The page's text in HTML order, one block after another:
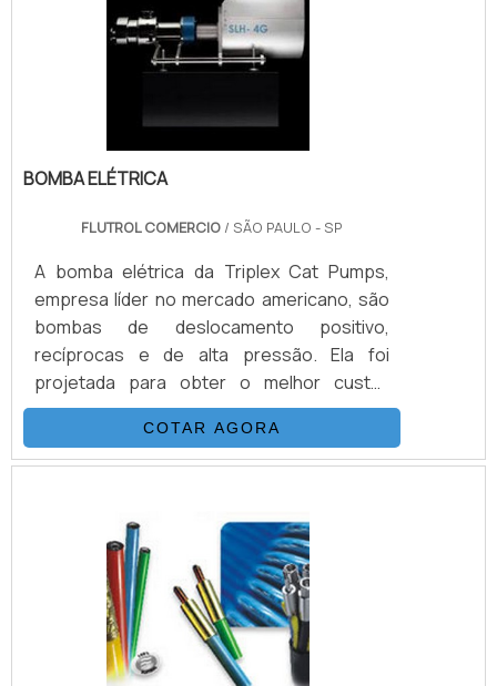
equipamentos de teste pressão é o seu
acionamento elétrico convencional, esse
tipo de aparelh.
BOMBA ELÉTRICA
FLUTROL COMERCIO / SÃO PAULO - SP
A bomba elétrica da Triplex Cat Pumps,
empresa líder no mercado americano, são
bombas de deslocamento positivo,
recíprocas e de alta pressão. Ela foi
projetada para obter o melhor custo-
benefício em alta vazão e baixa pulsação, a
bomba foi construída com matérias de
qualidade e produzida sob baixa tolerância.
triplex é acionado por motor elétrico, tendo
como principal característica altas vazões
de até 54L/min e pressões de até 7.000
psi.INFORMAÇÕES ADIC.
COTAR AGORA